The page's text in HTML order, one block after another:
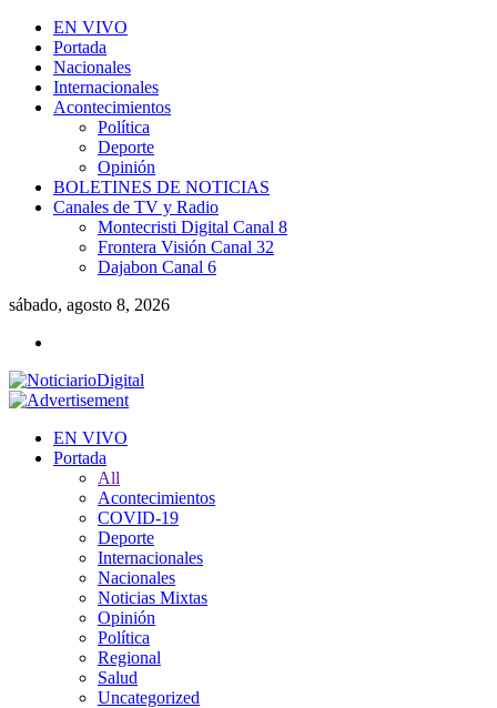
EN VIVO
Portada
Nacionales
Internacionales
Acontecimientos
Política
Deporte
Opinión
BOLETINES DE NOTICIAS
Canales de TV y Radio
Montecristi Digital Canal 8
Frontera Visión Canal 32
Dajabon Canal 6
sábado, agosto 8, 2026
EN VIVO
Portada
All
Acontecimientos
COVID-19
Deporte
Internacionales
Nacionales
Noticias Mixtas
Opinión
Política
Regional
Salud
Uncategorized